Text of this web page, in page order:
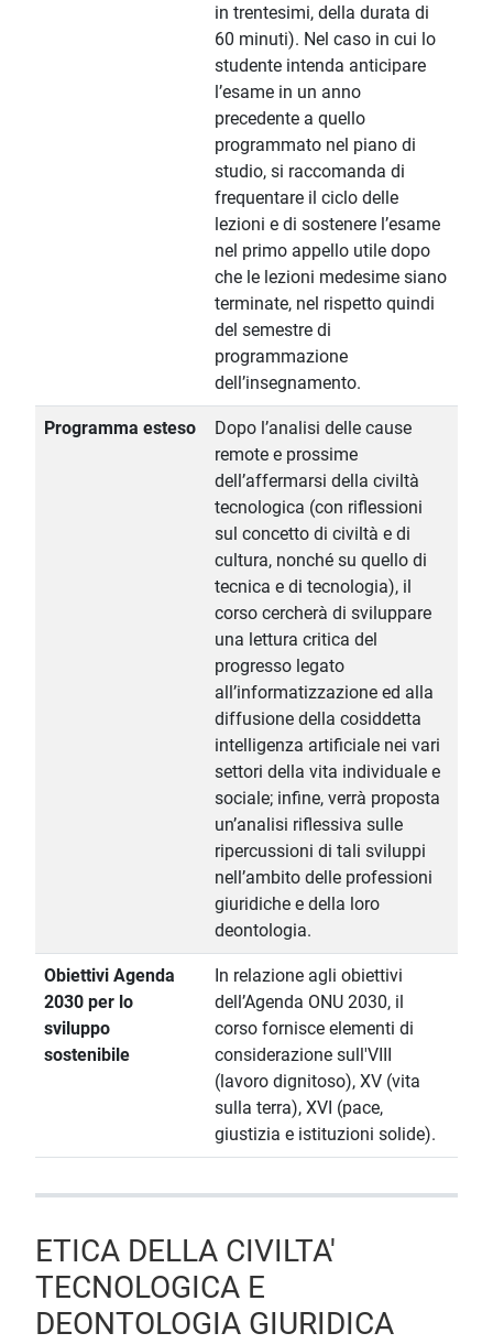
in trentesimi, della durata di
60 minuti). Nel caso in cui lo
studente intenda anticipare
l’esame in un anno
precedente a quello
programmato nel piano di
studio, si raccomanda di
frequentare il ciclo delle
lezioni e di sostenere l’esame
nel primo appello utile dopo
che le lezioni medesime siano
terminate, nel rispetto quindi
del semestre di
programmazione
dell’insegnamento.
Programma esteso
Dopo l’analisi delle cause
remote e prossime
dell’affermarsi della civiltà
tecnologica (con riflessioni
sul concetto di civiltà e di
cultura, nonché su quello di
tecnica e di tecnologia), il
corso cercherà di sviluppare
una lettura critica del
progresso legato
all’informatizzazione ed alla
diffusione della cosiddetta
intelligenza artificiale nei vari
settori della vita individuale e
sociale; infine, verrà proposta
un’analisi riflessiva sulle
ripercussioni di tali sviluppi
nell’ambito delle professioni
giuridiche e della loro
deontologia.
Obiettivi Agenda
2030 per lo
sviluppo
sostenibile
In relazione agli obiettivi
dell’Agenda ONU 2030, il
corso fornisce elementi di
considerazione sull'VIII
(lavoro dignitoso), XV (vita
sulla terra), XVI (pace,
giustizia e istituzioni solide).
ETICA DELLA CIVILTA'
TECNOLOGICA E
DEONTOLOGIA GIURIDICA